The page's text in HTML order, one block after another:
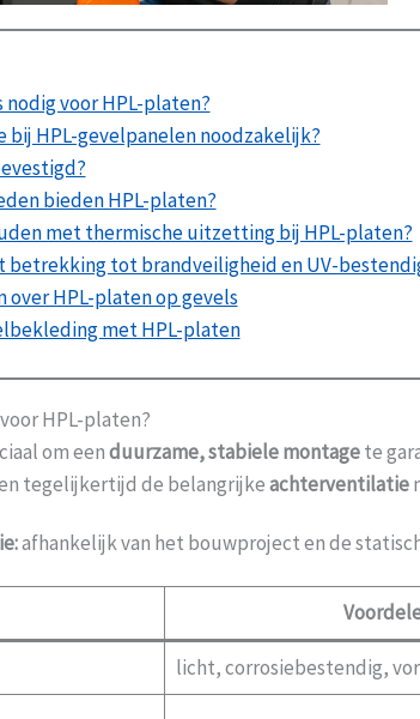
voor HPL-platen?
bij HPL-gevelpanelen noodzakelijk?
bieden HPL-platen?
met thermische uitzetting bij HPL-platen?
betrekking tot brandveiligheid en UV-
over HPL-platen op gevels
met HPL-platen
HPL-platen?
om eenduurzame, stabiele montagete
tegelijkertijd de belangrijkeachterventilatie
afhankelijk van het bouwproject en de
licht, corrosiebestendig,